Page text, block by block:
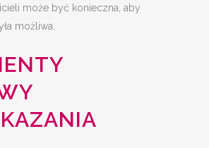
może być konieczna, aby
możliwa.